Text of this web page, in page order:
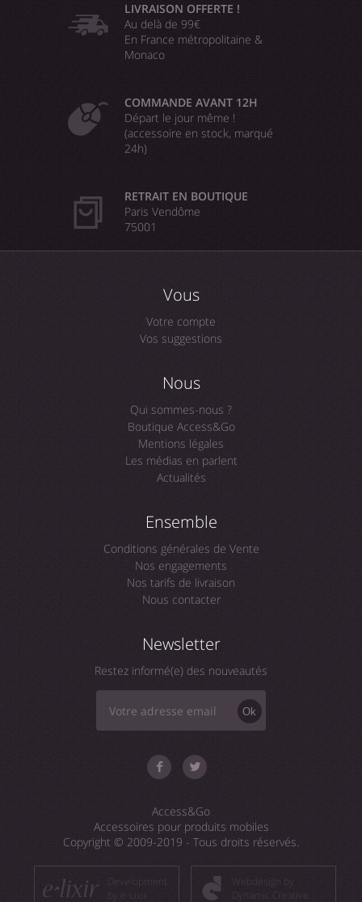
LIVRAISON OFFERTE !
Au delà de 99€
En France métropolitaine &
Monaco
COMMANDE AVANT 12H
Départ le jour même !
(accessoire en stock, marqué
24h)
RETRAIT EN BOUTIQUE
Paris Vendôme
75001
Vous
Votre compte
Vos suggestions
Nous
Qui sommes-nous ?
Boutique Access&Go
Mentions légales
Les médias en parlent
Actualités
Ensemble
Conditions générales de Vente
Nos engagements
Nos tarifs de livraison
Nous contacter
Newsletter
Restez informé(e) des nouveautés
Ok
Access&Go
Accessoires pour produits mobiles
Copyright © 2009-2019 - Tous droits réservés.
Development
Webdesign by
Dynamic Creative